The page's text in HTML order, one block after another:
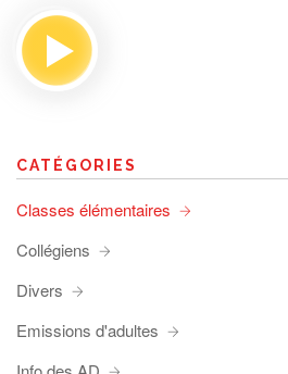
CATÉGORIES
Classes élémentaires
Collégiens
Divers
Emissions d'adultes